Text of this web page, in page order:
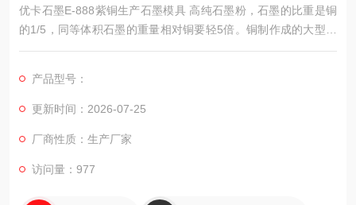
优卡石墨E-888紫铜生产石墨模具 高纯石墨粉，石墨的比重是铜
的1/5，同等体积石墨的重量相对铜要轻5倍。铜制作成的大型电
极由于太重，在长期电火花时对EDM机床主轴精度非常不利。而
产品型号：
更新时间：2026-07-25
厂商性质：生产厂家
访问量：977